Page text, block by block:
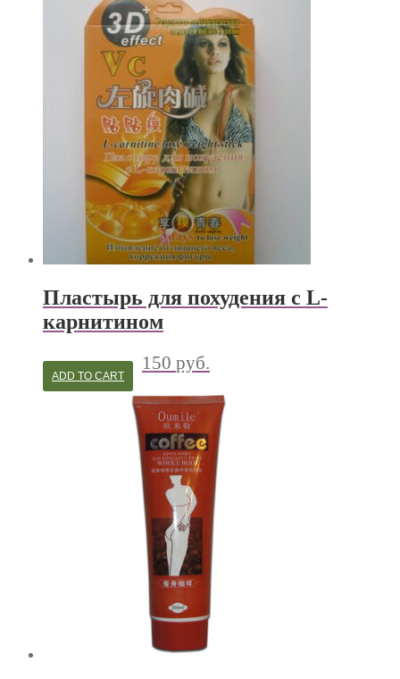
Пластырь для похудения с L-
карнитином
150 руб.
ADD TO CART